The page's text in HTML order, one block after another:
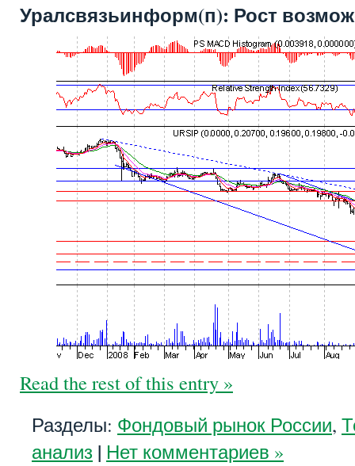
Уралсвязьинформ(п): Рост
Read the rest of this entry »
Разделы: Фондовый рынок России,
анализ | Нет комментариев »